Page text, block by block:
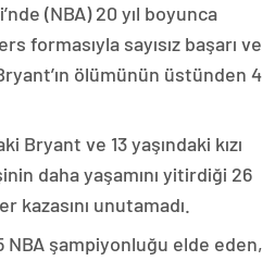
(NBA) 20 yıl boyunca
formasıyla sayısız başarı ve
ölümünün üstünden 4
Bryant ve 13 yaşındaki kızı
daha yaşamını yitirdiği 26
kazasını unutamadı.
NBA şampiyonluğu elde eden,